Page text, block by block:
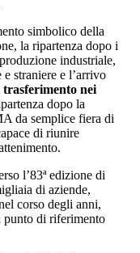
simbolico della
la ripartenza dopo i
industriale,
straniere e l’arrivo
trasferimento nei
dopo la
da semplice fiera di
di riunire
l’83ª edizione di
di aziende,
corso degli anni,
punto di riferimento